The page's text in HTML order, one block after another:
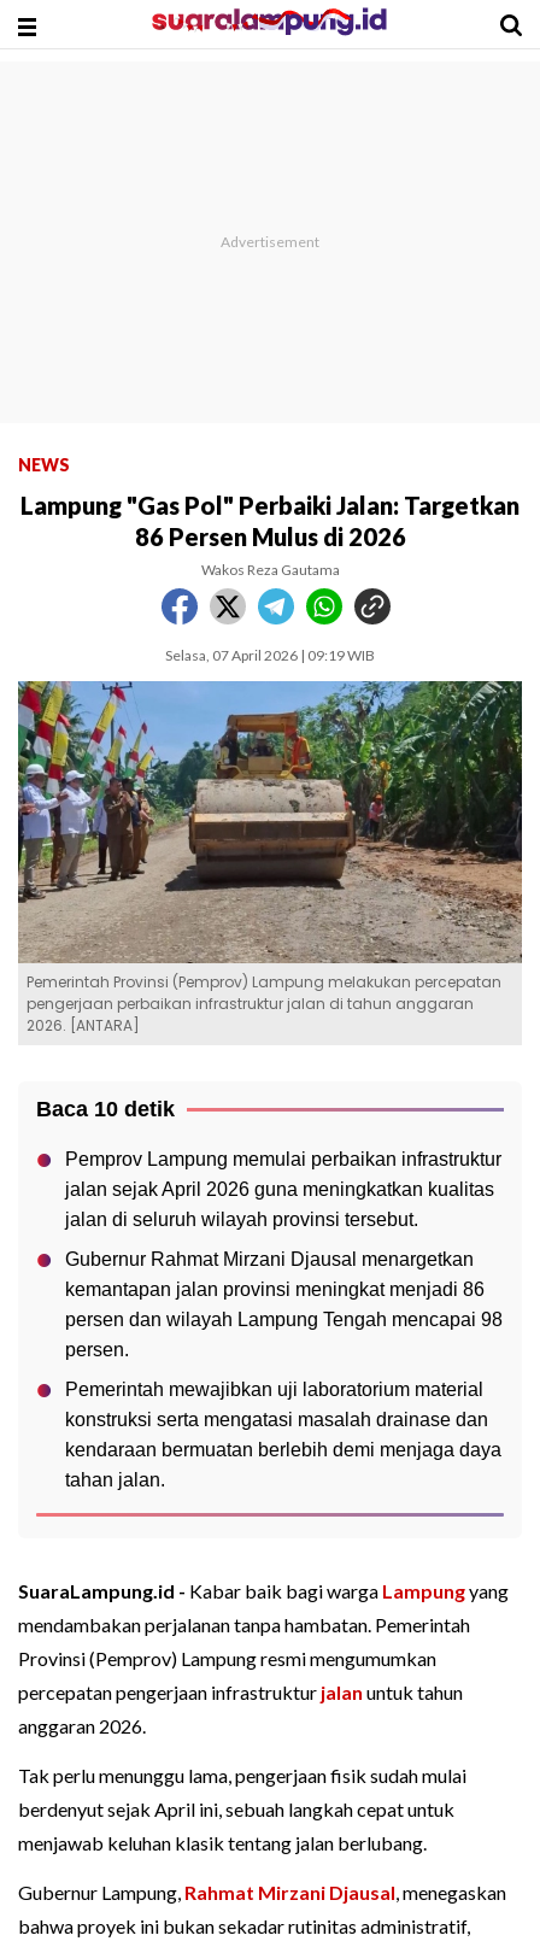
NEWS
Lampung "Gas Pol" Perbaiki Jalan: Targetkan
86 Persen Mulus di 2026
Wakos Reza Gautama
Selasa, 07 April 2026 | 09:19 WIB
Pemerintah Provinsi (Pemprov) Lampung melakukan percepatan
pengerjaan perbaikan infrastruktur jalan di tahun anggaran
2026. [ANTARA]
Baca 10 detik
Pemprov Lampung memulai perbaikan infrastruktur
jalan sejak April 2026 guna meningkatkan kualitas
jalan di seluruh wilayah provinsi tersebut.
Gubernur Rahmat Mirzani Djausal menargetkan
kemantapan jalan provinsi meningkat menjadi 86
persen dan wilayah Lampung Tengah mencapai 98
persen.
Pemerintah mewajibkan uji laboratorium material
konstruksi serta mengatasi masalah drainase dan
kendaraan bermuatan berlebih demi menjaga daya
tahan jalan.
SuaraLampung.id - Kabar baik bagi warga Lampungyang
mendambakan perjalanan tanpa hambatan. Pemerintah
Provinsi (Pemprov) Lampung resmi mengumumkan
percepatan pengerjaan infrastruktur jalan untuk tahun
anggaran 2026.
Tak perlu menunggu lama, pengerjaan fisik sudah mulai
berdenyut sejak April ini, sebuah langkah cepat untuk
menjawab keluhan klasik tentang jalan berlubang.
Gubernur Lampung, Rahmat Mirzani Djausal, menegaskan
bahwa proyek ini bukan sekadar rutinitas administratif,